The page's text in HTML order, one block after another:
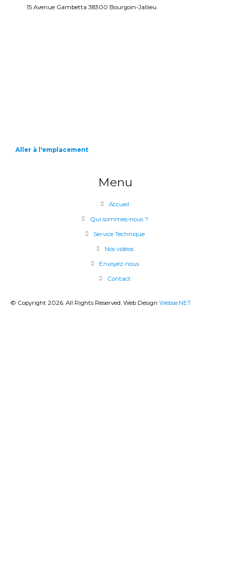
15 Avenue Gambetta 38300 Bourgoin-Jallieu
Aller à l'emplacement
Menu
Accueil
Qui sommes-nous ?
Service Technique
Nos vidéos
Envoyez-nous
Contact
© Copyright 2026. All Rights Reserved. Web Design Webse.NET